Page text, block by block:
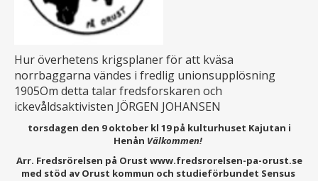
Hur överhetens krigsplaner för att kväsa
norrbaggarna vändes i fredlig unionsupplösning
1905Om detta talar fredsforskaren och
ickevåldsaktivisten JÖRGEN JOHANSEN
torsdagen den 9 oktober kl 19 på kulturhuset Kajutan i
Henån Välkommen!
Arr. Fredsrörelsen på Orust www.fredsrorelsen-pa-orust.se
med stöd av Orust kommun och studieförbundet Sensus